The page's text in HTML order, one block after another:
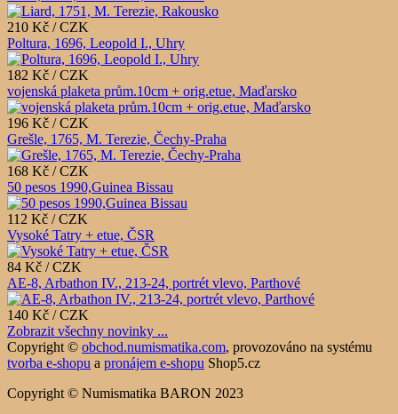
210 Kč / CZK
Poltura, 1696, Leopold I., Uhry
182 Kč / CZK
vojenská plaketa prům.10cm + orig.etue, Maďarsko
196 Kč / CZK
Grešle, 1765, M. Terezie, Čechy-Praha
168 Kč / CZK
50 pesos 1990,Guinea Bissau
112 Kč / CZK
Vysoké Tatry + etue, ČSR
84 Kč / CZK
AE-8, Arbathon IV., 213-24, portrét vlevo, Parthové
140 Kč / CZK
Zobrazit všechny novinky ...
Copyright © obchod.numismatika.com, provozováno na systému
tvorba e-shopu a pronájem e-shopu Shop5.cz
Copyright © Numismatika BARON 2023